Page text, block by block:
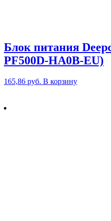
Блок питания
PF500D-HA0B-EU)
165,86 руб. В корзину